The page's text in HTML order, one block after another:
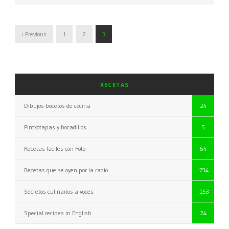
‹ Previous 1 2 3
RECETAS
Dibujos-bocetos de cocina 24
Pintxotapas y bocadillos 5
Recetas faciles con Foto 64
Recetas que se oyen por la radio 734
Secretos culinarios a voces 153
Special recipes in English 24